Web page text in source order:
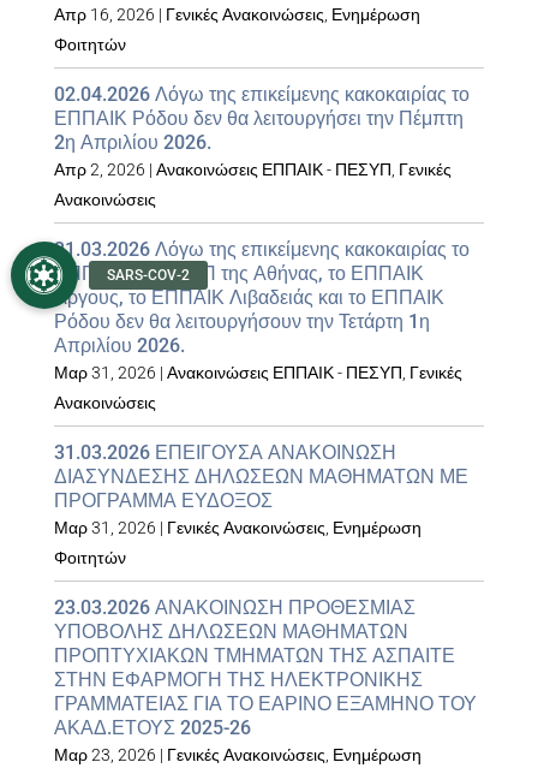
Απρ 16, 2026 | Γενικές Ανακοινώσεις Ενημέρωση
Φοιτητών
02.04.2026 Λόγω της επικείμενης κακοκαιρίας το
ΕΠΠΑΙΚ Ρόδου δεν θα λειτουργήσει την Πέμπτη
2η Απριλίου 2026.
Απρ 2, 2026 | Ανακοινώσεις ΕΠΠΑΙΚ - ΠΕΣΥΠ Γενικές
Ανακοινώσεις
31.03.2026 Λόγω της επικείμενης κακοκαιρίας το
ΕΠΠΑΙΚ & ΠΕΣΥΠ της Αθήνας, το ΕΠΠΑΙΚ
Άργους, το ΕΠΠΑΙΚ Λιβαδειάς και το ΕΠΠΑΙΚ
Ρόδου δεν θα λειτουργήσουν την Τετάρτη 1η
Απριλίου 2026.
Μαρ 31, 2026 | Ανακοινώσεις ΕΠΠΑΙΚ - ΠΕΣΥΠ Γενικές
Ανακοινώσεις
31.03.2026 ΕΠΕΙΓΟΥΣΑ ΑΝΑΚΟΙΝΩΣΗ
ΔΙΑΣΥΝΔΕΣΗΣ ΔΗΛΩΣΕΩΝ ΜΑΘΗΜΑΤΩΝ ΜΕ
ΠΡΟΓΡΑΜΜΑ ΕΥΔΟΞΟΣ
Μαρ 31, 2026 | Γενικές Ανακοινώσεις Ενημέρωση
Φοιτητών
23.03.2026 ΑΝΑΚΟΙΝΩΣΗ ΠΡΟΘΕΣΜΙΑΣ
ΥΠΟΒΟΛΗΣ ΔΗΛΩΣΕΩΝ ΜΑΘΗΜΑΤΩΝ
ΠΡΟΠΤΥΧΙΑΚΩΝ ΤΜΗΜΑΤΩΝ ΤΗΣ ΑΣΠΑΙΤΕ
ΣΤΗΝ ΕΦΑΡΜΟΓΗ ΤΗΣ ΗΛΕΚΤΡΟΝΙΚΗΣ
ΓΡΑΜΜΑΤΕΙΑΣ ΓΙΑ ΤΟ ΕΑΡΙΝΟ ΕΞΑΜΗΝΟ ΤΟΥ
ΑΚΑΔ.ΕΤΟΥΣ 2025-26
Μαρ 23, 2026 | Γενικές Ανακοινώσεις Ενημέρωση